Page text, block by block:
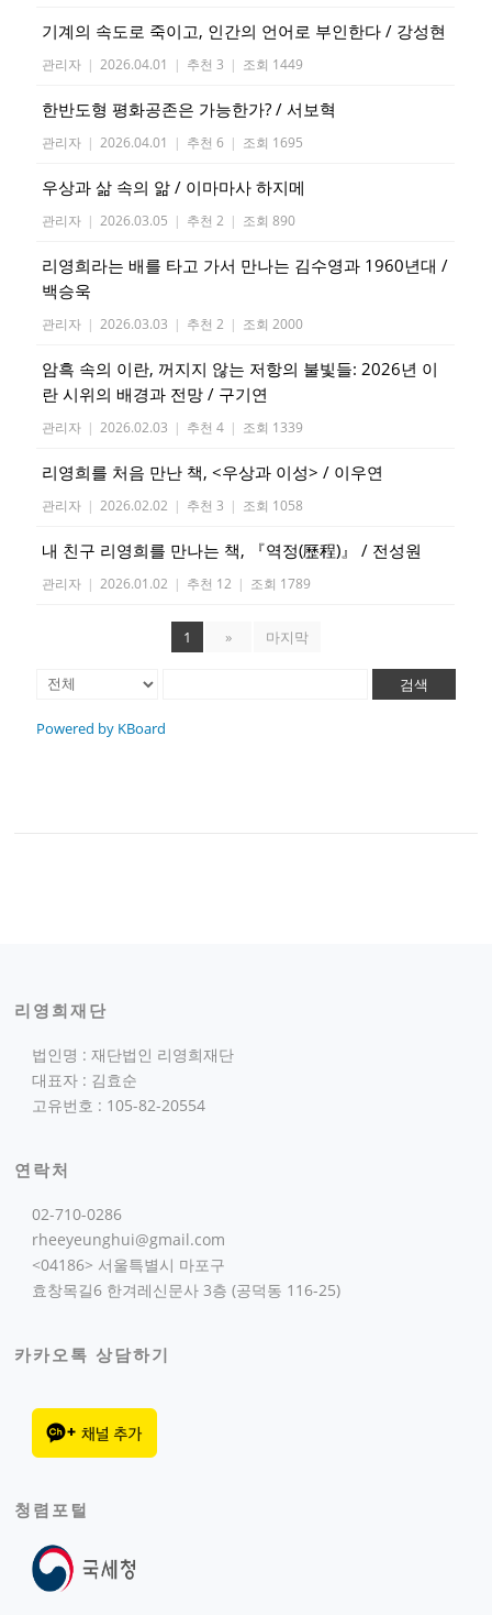
기계의 속도로 죽이고, 인간의 언어로 부인한다 / 강성현
관리자 | 2026.04.01 | 추천 3 | 조회 1449
한반도형 평화공존은 가능한가? / 서보혁
관리자 | 2026.04.01 | 추천 6 | 조회 1695
우상과 삶 속의 앎 / 이마마사 하지메
관리자 | 2026.03.05 | 추천 2 | 조회 890
리영희라는 배를 타고 가서 만나는 김수영과 1960년대 /
백승욱
관리자 | 2026.03.03 | 추천 2 | 조회 2000
암흑 속의 이란, 꺼지지 않는 저항의 불빛들: 2026년 이
란 시위의 배경과 전망 / 구기연
관리자 | 2026.02.03 | 추천 4 | 조회 1339
리영희를 처음 만난 책, <우상과 이성> / 이우연
관리자 | 2026.02.02 | 추천 3 | 조회 1058
내 친구 리영희를 만나는 책, 『역정(歷程)』 / 전성원
관리자 | 2026.01.02 | 추천 12 | 조회 1789
1 » 마지막
검색
Powered by KBoard
리영희재단
법인명 : 재단법인 리영희재단
대표자 : 김효순
고유번호 : 105-82-20554
연락처
02-710-0286
rheeyeunghui@gmail.com
<04186> 서울특별시 마포구
효창목길6 한겨레신문사 3층 (공덕동 116-25)
카카오톡 상담하기
청렴포털